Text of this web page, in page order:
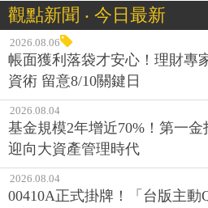
觀點新聞 ‧ 今日最新
2026.08.06
帳面獲利落袋才安心！理財專
資術 留意8/10關鍵日
2026.08.04
基金規模2年增近70%！第一
迎向大資產管理時代
2026.08.04
00410A正式掛牌！「台版主動